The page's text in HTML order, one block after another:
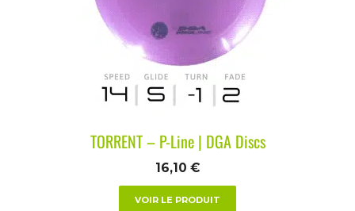
TORRENT – P-Line | DGA Discs
16,10 €
VOIR LE PRODUIT